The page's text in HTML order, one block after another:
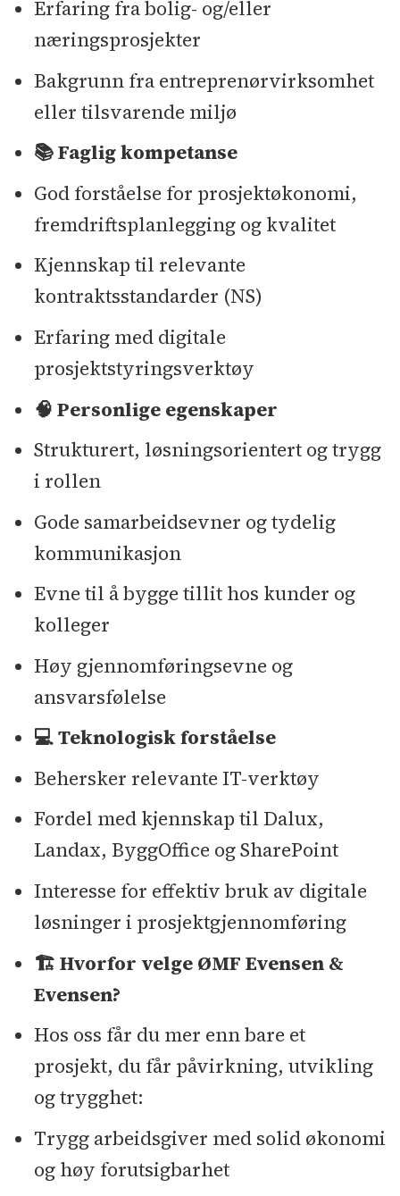
Erfaring fra bolig- og/eller
næringsprosjekter
Bakgrunn fra entreprenørvirksomhet
eller tilsvarende miljø
📚 Faglig kompetanse
God forståelse for prosjektøkonomi,
fremdriftsplanlegging og kvalitet
Kjennskap til relevante
kontraktsstandarder (NS)
Erfaring med digitale
prosjektstyringsverktøy
🧠 Personlige egenskaper
Strukturert, løsningsorientert og trygg
i rollen
Gode samarbeidsevner og tydelig
kommunikasjon
Evne til å bygge tillit hos kunder og
kolleger
Høy gjennomføringsevne og
ansvarsfølelse
💻 Teknologisk forståelse
Behersker relevante IT-verktøy
Fordel med kjennskap til Dalux,
Landax, ByggOffice og SharePoint
Interesse for effektiv bruk av digitale
løsninger i prosjektgjennomføring
🏗️ Hvorfor velge ØMF Evensen &
Evensen?
Hos oss får du mer enn bare et
prosjekt, du får påvirkning, utvikling
og trygghet:
Trygg arbeidsgiver med solid økonomi
og høy forutsigbarhet